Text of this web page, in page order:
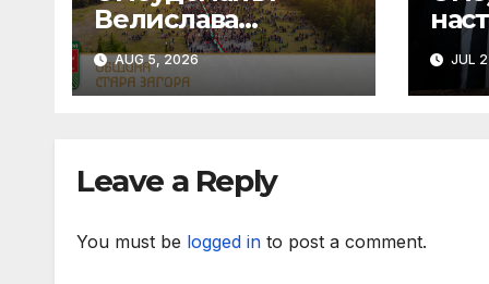
Велислава
Делчева сезира
Конституционния
съд за
работна заплата и
отчитането на
AUG 5, 2026 JUL
Leave a Reply
You must be logged in to post a comment.